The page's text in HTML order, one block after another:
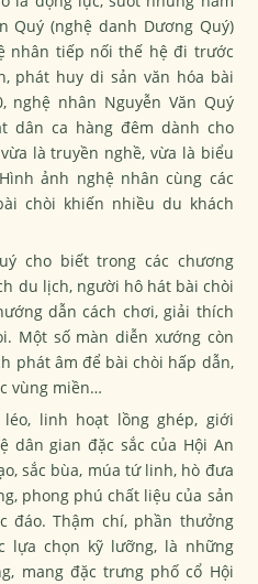
Quý (nghệ danh Dương Quý)
nhân tiếp nối thế hệ đi trước
phát huy di sản văn hóa bài
nghệ nhân Nguyễn Văn Quý
dân ca hàng đêm dành cho
là truyền nghề, vừa là biểu
ảnh nghệ nhân cùng các
chòi khiến nhiều du khách
cho biết trong các chương
du lịch, người hô hát bài chòi
dẫn cách chơi, giải thích
Một số màn diễn xướng còn
phát âm để bài chòi hấp dẫn,
vùng miền…
linh hoạt lồng ghép, giới
dân gian đặc sắc của Hội An
sắc bùa, múa tứ linh, hò đưa
phong phú chất liệu của sản
đáo. Thậm chí, phần thưởng
lựa chọn kỹ lưỡng, là những
mang đặc trưng phố cổ Hội